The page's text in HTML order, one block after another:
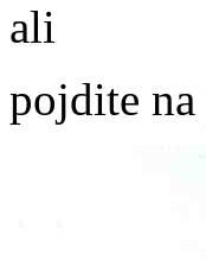
ali
pojdite na